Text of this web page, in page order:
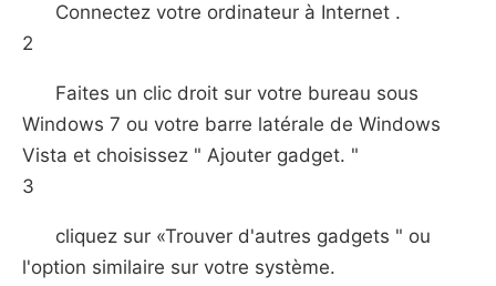
Connectez votre ordinateur à Internet .
2
Faites un clic droit sur ​​votre bureau sous
Windows 7 ou votre barre latérale de Windows
Vista et choisissez " Ajouter gadget. "
3
cliquez sur «Trouver d'autres gadgets " ou
l'option similaire sur votre système.